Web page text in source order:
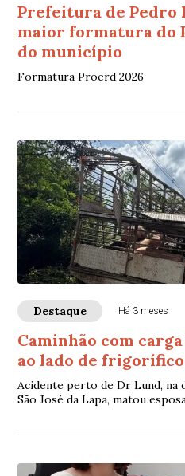
Prefeitura de Pedro
maior formatura do
do município
Formatura Proerd 2026
Destaque Há 3 meses
Caminhão com
ao lado de
Acidente perto de Dr Lund, na
São José da Lapa, matou